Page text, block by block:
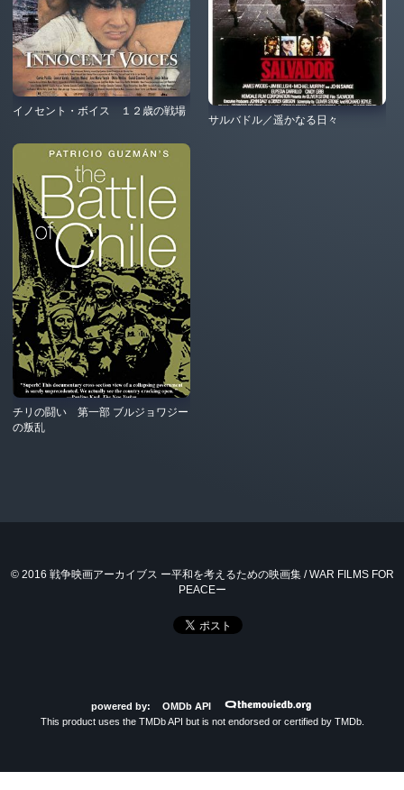
イノセント・ボイス １２歳の戦場
サルバドル／遥かなる日々
チリの闘い 第一部 ブルジョワジー
の叛乱
© 2016 戦争映画アーカイブス ー平和を考えるための映画集 / WAR FILMS FOR
PEACEー
powered by:
OMDb API
This product uses the TMDb API but is not endorsed or certified by TMDb.